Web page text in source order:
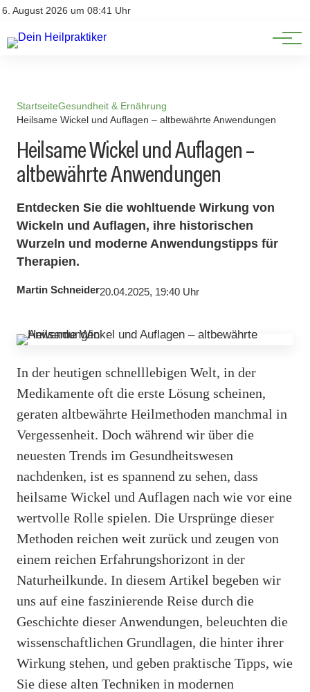
6. August 2026 um 08:41 Uhr
Impressum
Natürliche Medizin
Heilpflanzen & Kräuterkunde
StartseiteGesundheit & Ernährung
Heilsame Wickel und Auflagen – altbewährte Anwendungen
Heilsame Wickel und Auflagen –
altbewährte Anwendungen
Entdecken Sie die wohltuende Wirkung von
Wickeln und Auflagen, ihre historischen
Wurzeln und moderne Anwendungstipps für
Therapien.
Martin Schneider20.04.2025, 19:40 Uhr
In der heutigen schnelllebigen Welt, in der
Medikamente oft die erste Lösung scheinen,
geraten altbewährte Heilmethoden manchmal in
Vergessenheit. Doch während wir über die
neuesten Trends im Gesundheitswesen
nachdenken, ist es spannend zu sehen, dass
heilsame Wickel und Auflagen nach wie vor eine
wertvolle Rolle spielen. Die Ursprünge dieser
Methoden reichen weit zurück und zeugen von
einem reichen Erfahrungshorizont in der
Naturheilkunde. In diesem Artikel begeben wir
uns auf eine faszinierende Reise durch die
Geschichte dieser Anwendungen, beleuchten die
wissenschaftlichen Grundlagen, die hinter ihrer
Wirkung stehen, und geben praktische Tipps, wie
Sie diese alten Techniken in modernen